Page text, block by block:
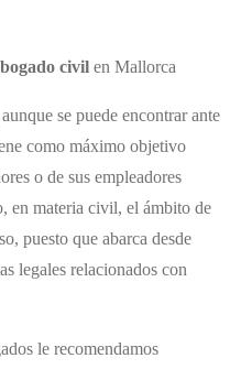
civil en Mallorca
se puede encontrar ante
como máximo objetivo
o de sus empleadores
en materia civil, el ámbito de
puesto que abarca desde
legales relacionados con
le recomendamos